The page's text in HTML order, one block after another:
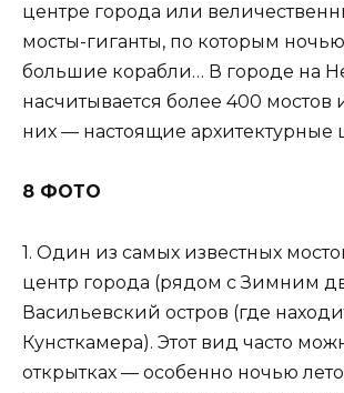
центре города или
мосты-гиганты, по которым
большие корабли… В городе на
насчитывается более 400 мостов
них — настоящие архитектурные
8 ФОТО
1. Один из самых известных
центр города (рядом с Зимним
Васильевский остров (где
Кунсткамера). Этот вид часто
открытках — особенно ночью